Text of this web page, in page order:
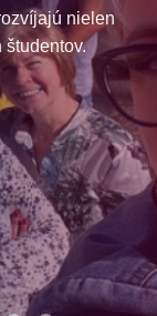
nielen
študentov.